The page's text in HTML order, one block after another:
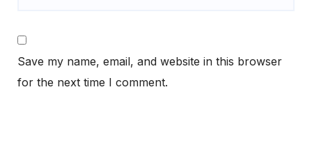
Save my name, email, and website in this browser
for the next time I comment.